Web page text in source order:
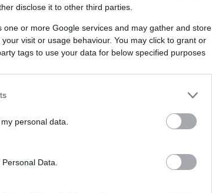
disclose it to other third parties.
one or more Google services and may gather and store
visit or usage behaviour. You may click to grant or
tags to use your data for below specified purposes
personal data.
Data.
des Neugeborenen von der
im Haus des Patienten
erfordert, kann
oder in einer sogenannten
des Kindes
auch einmal woanders